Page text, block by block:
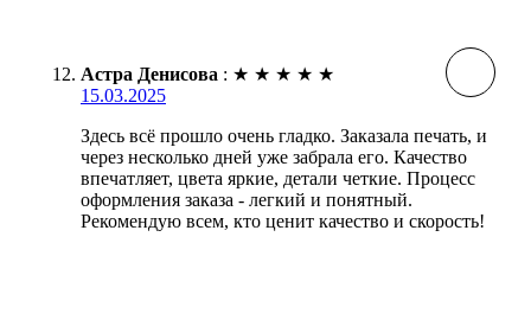
Астра Денисова : ★ ★ ★ ★ ★
15.03.2025
Здесь всё прошло очень гладко. Заказала печать, и
через несколько дней уже забрала его. Качество
впечатляет, цвета яркие, детали четкие. Процесс
оформления заказа - легкий и понятный.
Рекомендую всем, кто ценит качество и скорость!